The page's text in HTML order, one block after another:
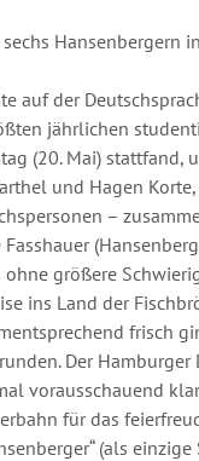
Hansenbergern
auf der
jährlichen
(20. Mai) stattfand,
und Hagen
–
ohne größere
ins Land der
frisch
Der
vorausschauend
für das
(als